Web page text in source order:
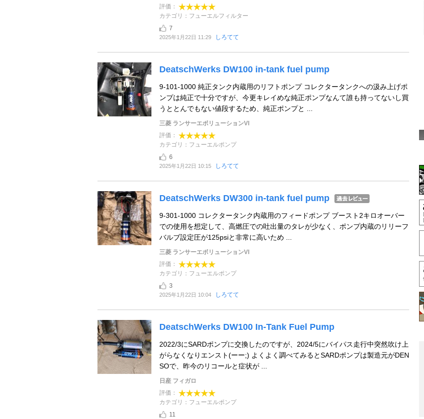
評価：
カテゴリ：フューエルフィルター
7
2025年1月22日 11:29 しろてて
DeatschWerks DW100 in-tank fuel pump
9-101-1000 純正タンク内蔵用のリフトポンプ コレクタータンクへの汲み上げポ
ンプは純正で十分ですが、今更キレイめな純正ポンプなんて誰も持ってないし買
うととんでもない値段するため、純正ポンプと ...
三菱 ランサーエボリューションVI
評価：
カテゴリ：フューエルポンプ
6
2025年1月22日 10:15 しろてて
DeatschWerks DW300 in-tank fuel pump
9-301-1000 コレクタータンク内蔵用のフィードポンプ ブースト2キロオーバー
での使用を想定して、高燃圧での吐出量のタレが少なく、ポンプ内蔵のリリーフ
バルブ設定圧が125psiと非常に高いため ...
三菱 ランサーエボリューションVI
評価：
カテゴリ：フューエルポンプ
3
2025年1月22日 10:04 しろてて
DeatschWerks DW100 In-Tank Fuel Pump
2022/3にSARDポンプに交換したのですが、2024/5にバイパス走行中突然吹け上
がらなくなりエンスト(ーー;) よくよく調べてみるとSARDポンプは製造元がDEN
SOで、昨今のリコールと症状が ...
日産 フィガロ
評価：
カテゴリ：フューエルポンプ
11